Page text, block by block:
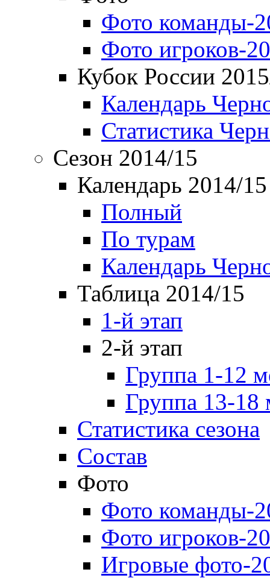
Фото команды-
Фото игроков-
Кубок России
Календарь
Статистика
Сезон 2014/15
Календарь 2014/15
Полный
По турам
Календарь
Таблица 2014/15
1-й этап
2-й этап
Группа 1-12
Группа 13-18
Статистика сезона
Состав
Фото
Фото команды-
Фото игроков-
Игровые фото-